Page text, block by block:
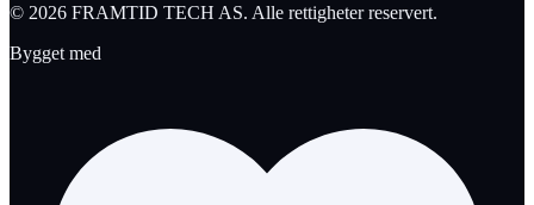
© 2026 FRAMTID TECH AS. Alle rettigheter reservert.
Bygget med